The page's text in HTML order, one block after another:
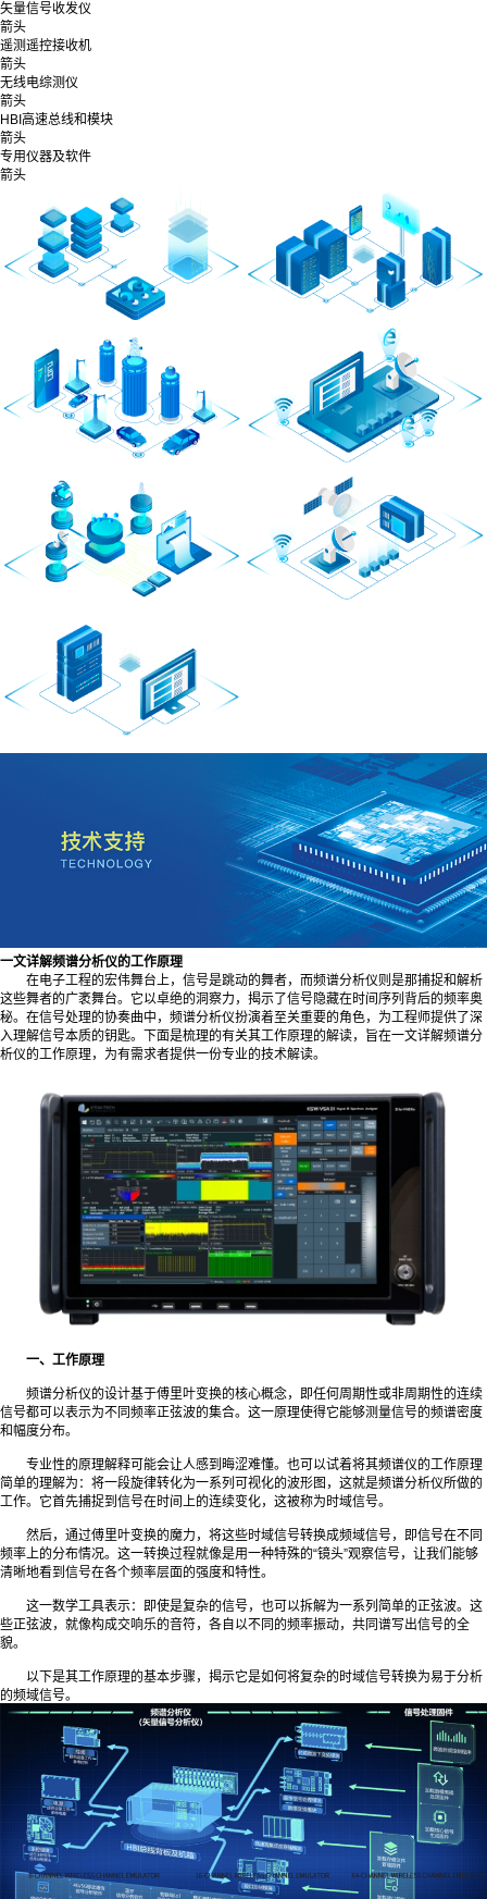
矢量信号收发仪
箭头
遥测遥控接收机
箭头
无线电综测仪
箭头
HBI高速总线和模块
箭头
专用仪器及软件
箭头
一文详解频谱分析仪的工作原理
在电子工程的宏伟舞台上，信号是跳动的舞者，而频谱分析仪则是那捕捉和解析
这些舞者的广袤舞台。它以卓绝的洞察力，揭示了信号隐藏在时间序列背后的频率奥
秘。在信号处理的协奏曲中，频谱分析仪扮演着至关重要的角色，为工程师提供了深
入理解信号本质的钥匙。下面是梳理的有关其工作原理的解读，旨在一文详解频谱分
析仪的工作原理，为有需求者提供一份专业的技术解读。
一、工作原理
频谱分析仪的设计基于傅里叶变换的核心概念，即任何周期性或非周期性的连续
信号都可以表示为不同频率正弦波的集合。这一原理使得它能够测量信号的频谱密度
和幅度分布。
专业性的原理解释可能会让人感到晦涩难懂。也可以试着将其频谱仪的工作原理
简单的理解为：将一段旋律转化为一系列可视化的波形图，这就是频谱分析仪所做的
工作。它首先捕捉到信号在时间上的连续变化，这被称为时域信号。
然后，通过傅里叶变换的魔力，将这些时域信号转换成频域信号，即信号在不同
频率上的分布情况。这一转换过程就像是用一种特殊的“镜头”观察信号，让我们能够
清晰地看到信号在各个频率层面的强度和特性。
这一数学工具表示：即使是复杂的信号，也可以拆解为一系列简单的正弦波。这
些正弦波，就像构成交响乐的音符，各自以不同的频率振动，共同谱写出信号的全
貌。
以下是其工作原理的基本步骤，揭示它是如何将复杂的时域信号转换为易于分析
的频域信号。